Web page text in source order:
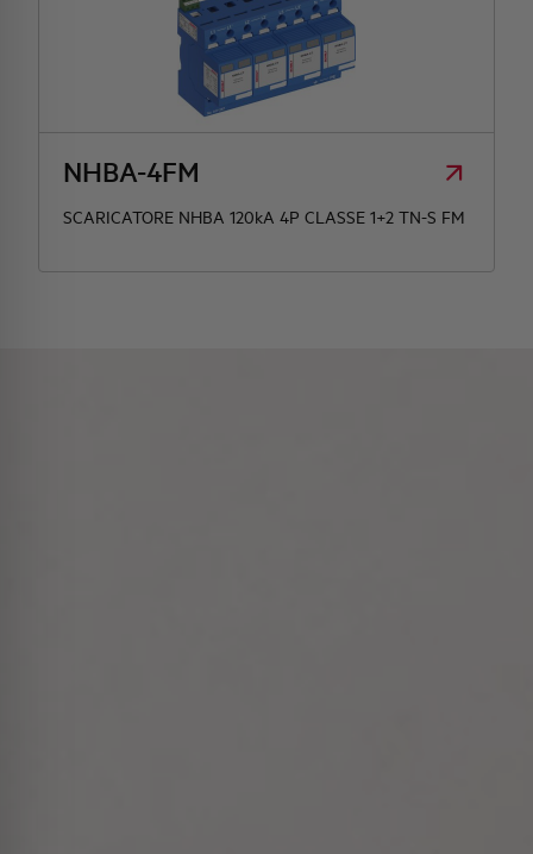
NHBA-4FM
SCARICATORE NHBA 120kA 4P CLASSE 1+2 TN-S FM